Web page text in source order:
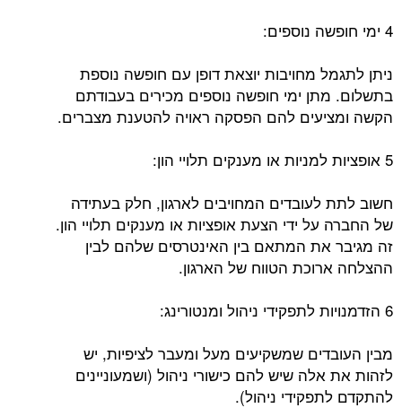
4 ימי חופשה נוספים:
ניתן לתגמל מחויבות יוצאת דופן עם חופשה נוספת
בתשלום. מתן ימי חופשה נוספים מכירים בעבודתם
הקשה ומציעים להם הפסקה ראויה להטענת מצברים.
5 אופציות למניות או מענקים תלויי הון:
חשוב לתת לעובדים המחויבים לארגון, חלק בעתידה
של החברה על ידי הצעת אופציות או מענקים תלויי הון.
זה מגיבר את המתאם בין האינטרסים שלהם לבין
ההצלחה ארוכת הטווח של הארגון.
6 הזדמנויות לתפקידי ניהול ומנטורינג:
מבין העובדים שמשקיעים מעל ומעבר לציפיות, יש
לזהות את אלה שיש להם כישורי ניהול (ושמעוניינים
להתקדם לתפקידי ניהול).